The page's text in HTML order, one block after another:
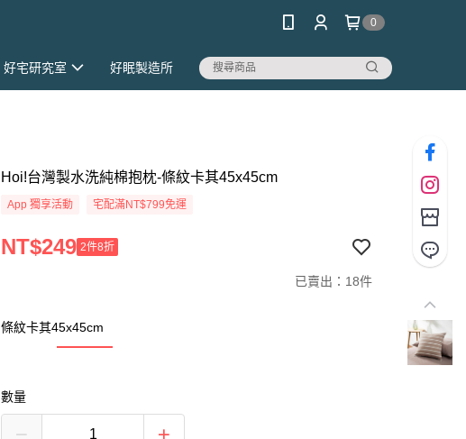
0
好宅研究室 好眠製造所
Hoi!台灣製水洗純棉抱枕-條紋卡其45x45cm
App 獨享活動 宅配滿NT$799免運
NT$249 2件8折
已賣出：18件
條紋卡其45x45cm
數量